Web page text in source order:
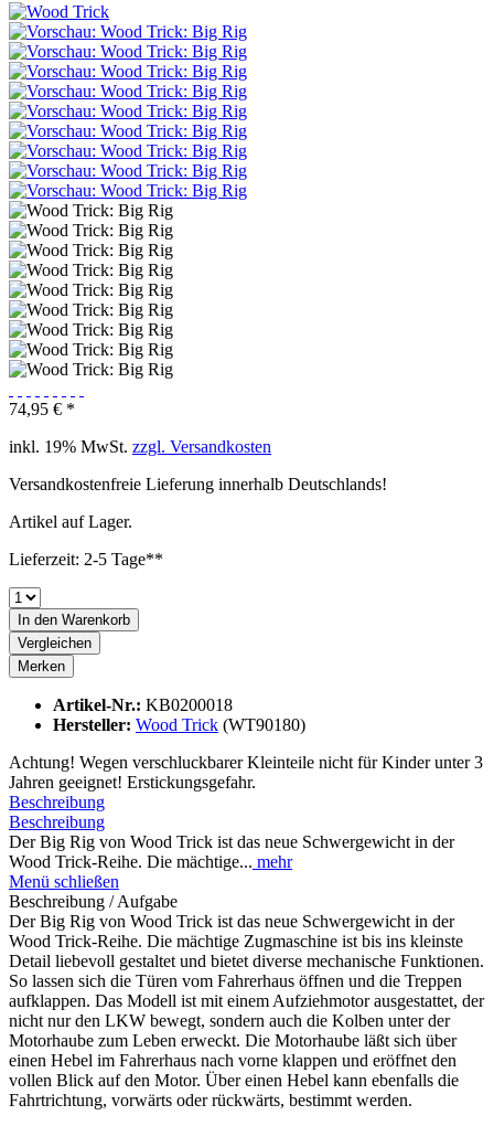
74,95 € *
inkl. 19% MwSt. zzgl. Versandkosten
Versandkostenfreie Lieferung innerhalb Deutschlands!
Artikel auf Lager.
Lieferzeit: 2-5 Tage**
In den Warenkorb
Vergleichen
Merken
Artikel-Nr.: KB0200018
Hersteller: Wood Trick (WT90180)
Achtung! Wegen verschluckbarer Kleinteile nicht für Kinder unter 3
Jahren geeignet! Erstickungsgefahr.
Beschreibung
Beschreibung
Der Big Rig von Wood Trick ist das neue Schwergewicht in der
Wood Trick-Reihe. Die mächtige... mehr
Menü schließen
Beschreibung / Aufgabe
Der Big Rig von Wood Trick ist das neue Schwergewicht in der
Wood Trick-Reihe. Die mächtige Zugmaschine ist bis ins kleinste
Detail liebevoll gestaltet und bietet diverse mechanische Funktionen.
So lassen sich die Türen vom Fahrerhaus öffnen und die Treppen
aufklappen. Das Modell ist mit einem Aufziehmotor ausgestattet, der
nicht nur den LKW bewegt, sondern auch die Kolben unter der
Motorhaube zum Leben erweckt. Die Motorhaube läßt sich über
einen Hebel im Fahrerhaus nach vorne klappen und eröffnet den
vollen Blick auf den Motor. Über einen Hebel kann ebenfalls die
Fahrtrichtung, vorwärts oder rückwärts, bestimmt werden.